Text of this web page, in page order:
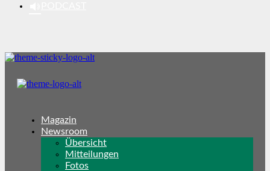
Magazin
Newsroom
Übersicht
Mitteilungen
Fotos